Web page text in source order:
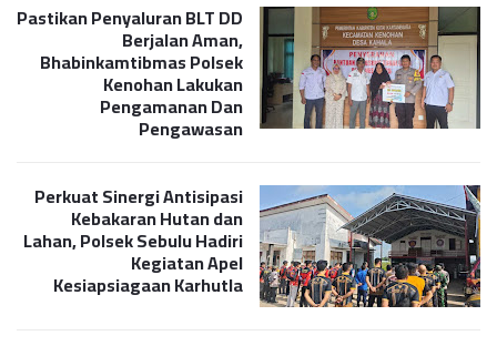
Pastikan Penyaluran BLT DD
Berjalan Aman,
Bhabinkamtibmas Polsek
Kenohan Lakukan
Pengamanan Dan
Pengawasan
Perkuat Sinergi Antisipasi
Kebakaran Hutan dan
Lahan, Polsek Sebulu Hadiri
Kegiatan Apel
Kesiapsiagaan Karhutla